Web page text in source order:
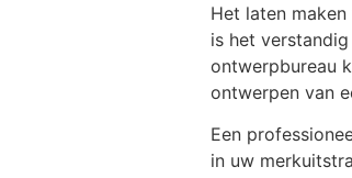
Het laten
is het
ontwerpbureau
ontwerpen van
Een
in uw